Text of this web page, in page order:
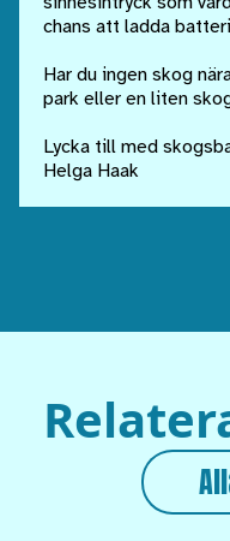
chans att ladda
Har du ingen skog
park eller en liten
Lycka till med
Helga Haak